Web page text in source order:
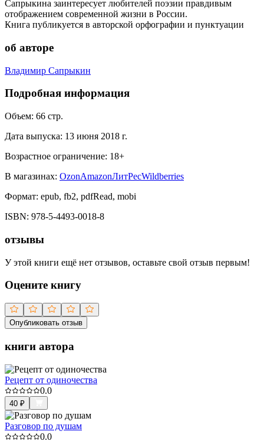
Сапрыкина заинтересует любителей поэзии правдивым
отображением современной жизни в России.
Книга публикуется в авторской орфографии и пунктуации
об авторе
Владимир Сапрыкин
Подробная информация
Объем: 66 стр.
Дата выпуска: 13 июня 2018 г.
Возрастное ограничение: 18+
В магазинах: OzonAmazonЛитРесWildberries
Формат: epub, fb2, pdfRead, mobi
ISBN: 978-5-4493-0018-8
отзывы
У этой книги ещё нет отзывов, оставьте свой отзыв первым!
Оцените книгу
Опубликовать отзыв
книги автора
Рецепт от одиночества
0.0
40 ₽
Разговор по душам
0.0